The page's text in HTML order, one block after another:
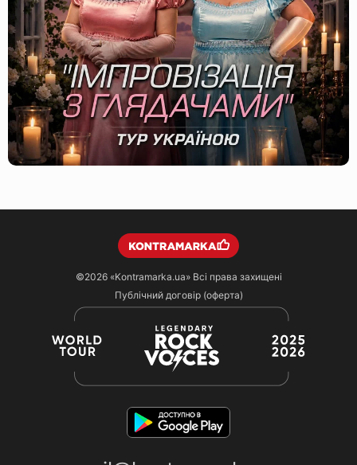
©2026 «Kontramarka.ua»Всі права захищені
Публічний договір (оферта)